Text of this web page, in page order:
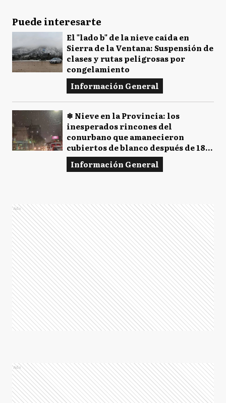
Puede interesarte
El "lado b" de la nieve caída en
Sierra de la Ventana: Suspensión de
clases y rutas peligrosas por
congelamiento
Información General
❄ Nieve en la Provincia: los
inesperados rincones del
conurbano que amanecieron
cubiertos de blanco después de 18
años
Información General
Ads
Ads